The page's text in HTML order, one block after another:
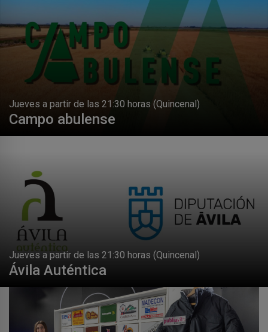
Jueves a partir de las 21:30 horas (Quincenal)
Campo abulense
Jueves a partir de las 21:30 horas (Quincenal)
Ávila Auténtica